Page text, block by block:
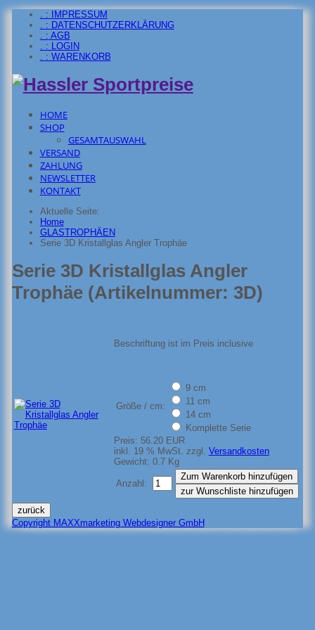
. : IMPRESSUM
. : DATENSCHUTZERKLÄRUNG
. : AGB
. : LOGIN
. : WARENKORB
HOME
SHOP
GESAMTAUSWAHL
VERSAND
ZAHLUNG
NEWSLETTER
KONTAKT
Aktuelle Seite:
Home
GLASTROPHÄEN
Serie 3D Kristallglas Angler Trophäe
Serie 3D Kristallglas Angler
Trophäe (Artikelnummer: 3D)
Beschriftung ist im Preis inclusive
Größe / cm:
9 cm
11 cm
14 cm
Komplette Serie
Preis: 56.20 EUR
inkl. 19 % MwSt. zzgl. Versandkosten
Gewicht: 0.7 Kg
Anzahl:
Copyright MAXXmarketing Webdesigner GmbH